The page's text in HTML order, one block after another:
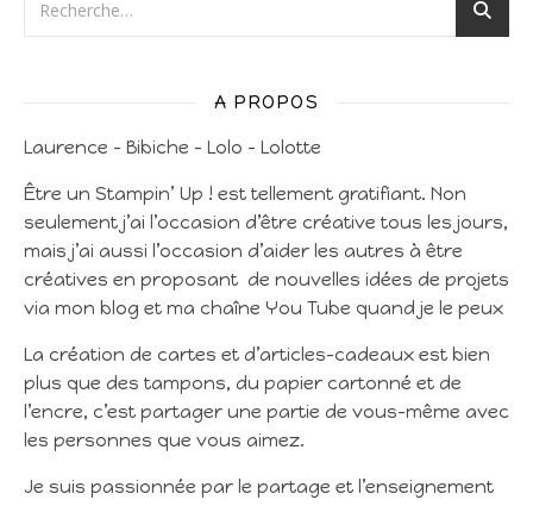
A PROPOS
Laurence – Bibiche – Lolo – Lolotte
Être un Stampin’ Up ! est tellement gratifiant. Non
seulement j’ai l’occasion d’être créative tous les jours,
mais j’ai aussi l’occasion d’aider les autres à être
créatives en proposant de nouvelles idées de projets
via mon blog et ma chaîne You Tube quand je le peux
La création de cartes et d’articles-cadeaux est bien
plus que des tampons, du papier cartonné et de
l’encre, c’est partager une partie de vous-même avec
les personnes que vous aimez.
Je suis passionnée par le partage et l’enseignement